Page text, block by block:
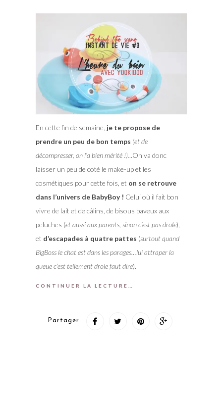
En cette fin de semaine, je te propose de
prendre un peu de bon temps (et de
décompresser, on l’a bien mérité !). ..On va donc
laisser un peu de coté le make-up et les
cosmétiques pour cette fois, et on se retrouve
dans l’univers de BabyBoy ! Celui où il fait bon
vivre de lait et de câlins, de bisous baveux aux
peluches (et aussi aux parents, sinon c’est pas drole),
et d’escapades à quatre pattes (surtout quand
BigBoss le chat est dans les parages…lui attraper la
queue c’est tellement drole faut dire).
CONTINUER LA LECTURE…
Partager: